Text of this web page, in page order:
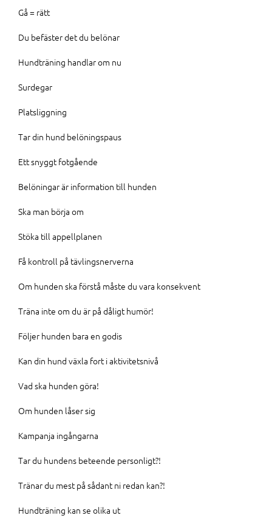
Gå = rätt
Du befäster det du belönar
Hundträning handlar om nu
Surdegar
Platsliggning
Tar din hund belöningspaus
Ett snyggt fotgående
Belöningar är information till hunden
Ska man börja om
Stöka till appellplanen
Få kontroll på tävlingsnerverna
Om hunden ska förstå måste du vara konsekvent
Träna inte om du är på dåligt humör!
Följer hunden bara en godis
Kan din hund växla fort i aktivitetsnivå
Vad ska hunden göra!
Om hunden låser sig
Kampanja ingångarna
Tar du hundens beteende personligt?!
Tränar du mest på sådant ni redan kan?!
Hundträning kan se olika ut